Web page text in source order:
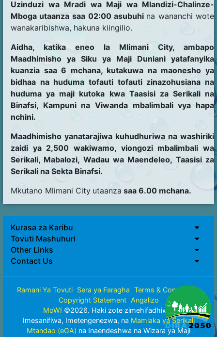
Uzinduzi wa Mradi wa Maji wa Mlandizi-Chalinze-
Mboga utaanza saa 02:00 asubuhi na wananchi wote
wanakaribishwa, hakuna kiingilio.
Aidha, katika eneo la Mlimani City, ambapo
Maadhimisho ya Siku ya Maji Duniani yatafanyika
kuanzia saa 6 mchana, kutakuwa na maonesho ya
bidhaa na huduma tofauti tofauti zinazohusiana na
huduma ya maji kutoka kwa Taasisi za Serikali na
Binafsi, Kampuni na Viwanda mbalimbali vya hapa
nchini.
Maadhimisho yanatarajiwa kuhudhuriwa na washiriki
zaidi ya 2,500 wakiwamo, viongozi mbalimbali wa
Serikali, Mabalozi, Wadau wa Maendeleo, Taasisi za
Serikali na Sekta Binafsi.
Mkutano Mlimani City utaanza saa 6.00 mchana.
Kurasa za Karibu
Tovuti Mashuhuri
Other Links
Contact Us
Ramani Ya Tovuti Sera ya Faragha Terms & Conditions
Copyright Statement Angalizo
MoWI ©2026. Haki zote zimehifadhiwa.
Imesanifiwa, Imetengenezwa, na Mamlaka ya Serikali
Mtandao (eGA) na Inaendeshwa na Wizara ya Maji